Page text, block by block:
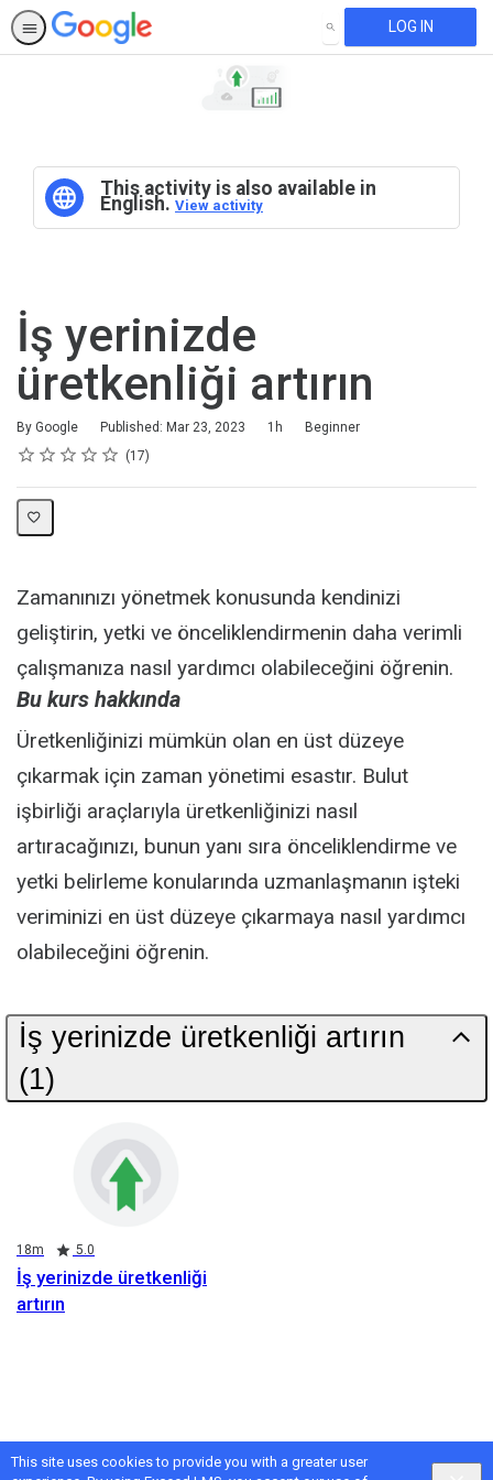
This site uses cookies to provide you with a greater user
SEARCH LOG IN
This activity is also available in
English. View activity
İş yerinizde
üretkenliği artırın
By Google Published: Mar 23, 2023
Duration 1h
Difficulty
Beginner
Rating
1 star
2 stars
3 stars
4 stars
5 stars
Average rating: 4.8 17
17 reviews
Zamanınızı yönetmek konusunda kendinizi
geliştirin, yetki ve önceliklendirmenin daha verimli
çalışmanıza nasıl yardımcı olabileceğini öğrenin.
Bu kurs hakkında
Üretkenliğinizi mümkün olan en üst düzeye
çıkarmak için zaman yönetimi esastır. Bulut
işbirliği araçlarıyla üretkenliğinizi nasıl
artıracağınızı, bunun yanı sıra önceliklendirme ve
yetki belirleme konularında uzmanlaşmanın işteki
veriminizi en üst düzeye çıkarmaya nasıl yardımcı
olabileceğini öğrenin.
İş yerinizde üretkenliği artırın
(1)
İş yerinizde üretkenliği
artırın
Duration
18m
Rating 5.0